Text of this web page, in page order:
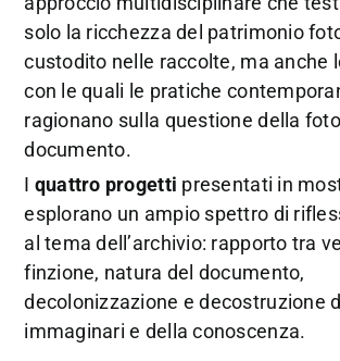
solo la ricchezza del patrimonio
custodito nelle raccolte, ma anche
con le quali le pratiche
ragionano sulla questione della
documento.
I quattro progetti presentati in
esplorano un ampio spettro di
al tema dell’archivio: rapporto tra
finzione, natura del documento,
decolonizzazione e decostruzione
immaginari e della conoscenza.